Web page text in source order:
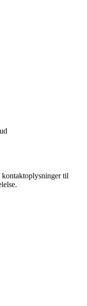
kontaktoplysninger til